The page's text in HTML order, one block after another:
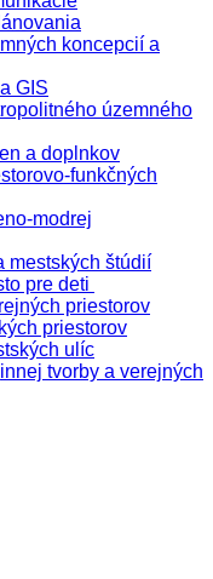
koncepcií a
GIS
územného
a doplnkov
funkčných
modrej
mestských štúdií
pre deti
priestorov
priestorov
ulíc
tvorby a verejných